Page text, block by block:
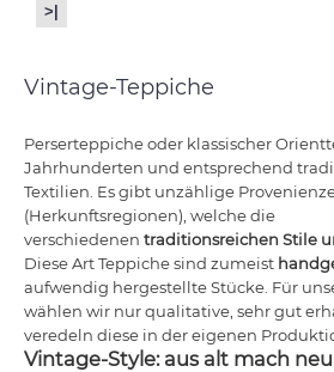
>|
Vintage-Teppiche
Perserteppiche oder klassischer
Jahrhunderten und entsprechend
Textilien. Es gibt unzählige
(Herkunftsregionen), welche die
verschiedenen traditionsreichen Stile
Diese Art Teppiche sind zumeist
aufwendig hergestellte Stücke. Für
wählen wir nur qualitative, sehr gut
veredeln diese in der eigenen
Vintage-Style: aus alt mach neu